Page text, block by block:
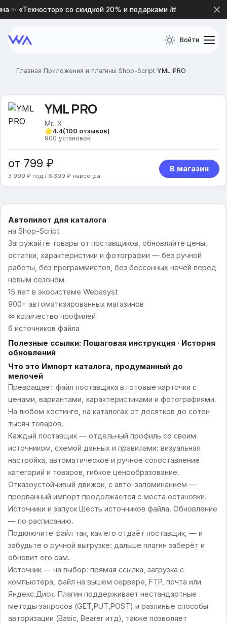
«Техностор» со скидкой 20% и подарками 🎁 Новая
Войти
Главная/Приложения и плагины/Shop-Script/YML PRO
YML PRO
Mr. X
4.4(100 отзывов)
900 установок
от 799 ₽
3 999 ₽ год / 6 399 ₽ навсегда
В магазин
Автопилот для каталога
на Shop-Script
Загружайте товары от поставщиков, обновляйте цены,
остатки, характеристики и фотографии — без ручной
работы, без программистов, без бессонных ночей перед
новым сезоном.
15 лет в экосистеме Webasyst
900+ автоматизированных магазинов
∞ количество профилей
6 источников файла
Полезные ссылки: Пошаговая инструкция · История
обновлений
Что это Импорт каталога, продуманный до
мелочей
Превращает файл поставщика в готовые карточки с
ценами, вариантами, характеристиками и фотографиями.
На любом хостинге, на каталогах от десятков до сотен
тысяч товаров.
Каждый поставщик — отдельный профиль со своим
источником, схемой данных и правилами: визуальная
настройка, автоматическое и ручное сопоставление
категорий и товаров, гибкое ценообразование.
Отказоустойчивый движок, с авто-запоминанием —
прерванный импорт продолжается с места остановки.
Источники и запуск Шесть источников файла. Обновление
— по расписанию.
Подключите файл так, как его отдаёт поставщик, — и
забудьте о ручной выгрузке: дальше плагин заберёт и
обновит его сам.
Источник — на выбор: прямая ссылка, загрузка с
компьютера, файл на вышем сервере, FTP, почта или
Яндекс.Диск. Плагин поддерживает нестандартные
методы запросов (GET,PUT,POST) и разлиные способы
авторизации (Basic, Bearer итд), также позволяет